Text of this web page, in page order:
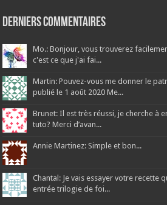
Derniers Commentaires
Mo.: Bonjour, vous trouverez
c'est ce que j'ai fai...
Martin: Pouvez-vous me donner le
publié le 1 août 2020 Me...
Brunet: Il est très réussi, je cherche à
tuto? Merci d’avan...
Annie Martinez: Simple et bon...
Chantal: Je vais essayer votre recette
entrée trilogie de foi...